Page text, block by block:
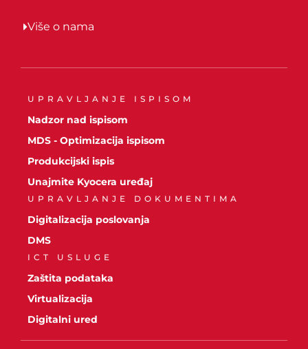
Više o nama
UPRAVLJANJE ISPISOM
Nadzor nad ispisom
MDS - Optimizacija ispisom
Produkcijski ispis
Unajmite Kyocera uređaj
UPRAVLJANJE DOKUMENTIMA
Digitalizacija poslovanja
DMS
ICT USLUGE
Zaštita podataka
Virtualizacija
Digitalni ured